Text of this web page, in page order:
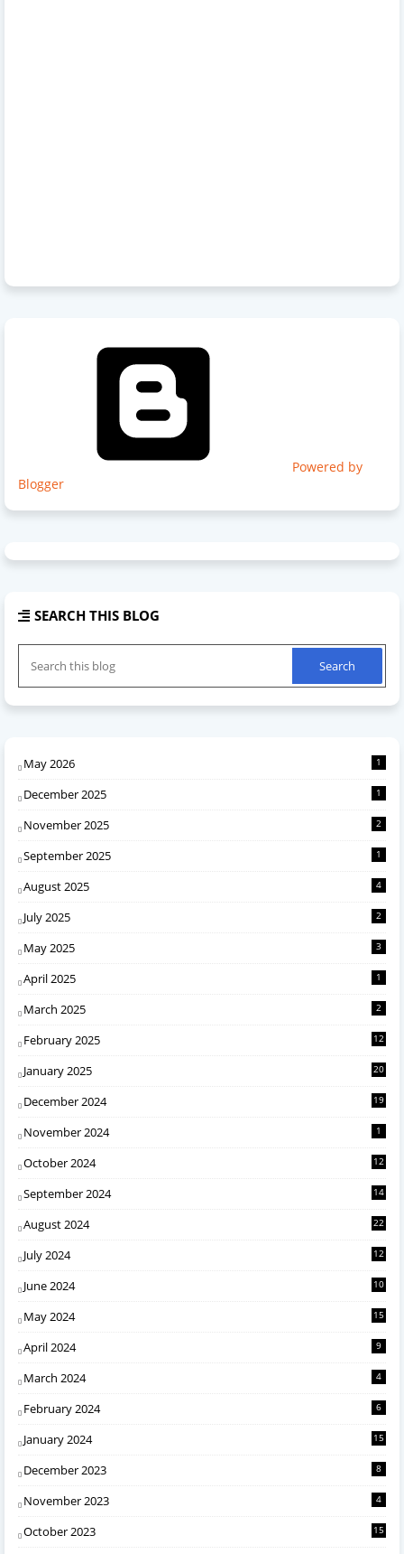
Powered by
Blogger
SEARCH THIS BLOG
May 2026 1
December 2025 1
November 2025 2
September 2025 1
August 2025 4
July 2025 2
May 2025 3
April 2025 1
March 2025 2
February 2025 12
January 2025 20
December 2024 19
November 2024 1
October 2024 12
September 2024 14
August 2024 22
July 2024 12
June 2024 10
May 2024 15
April 2024 9
March 2024 4
February 2024 6
January 2024 15
December 2023 8
November 2023 4
October 2023 15